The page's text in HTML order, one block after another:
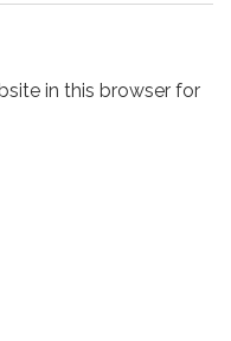
in this browser for